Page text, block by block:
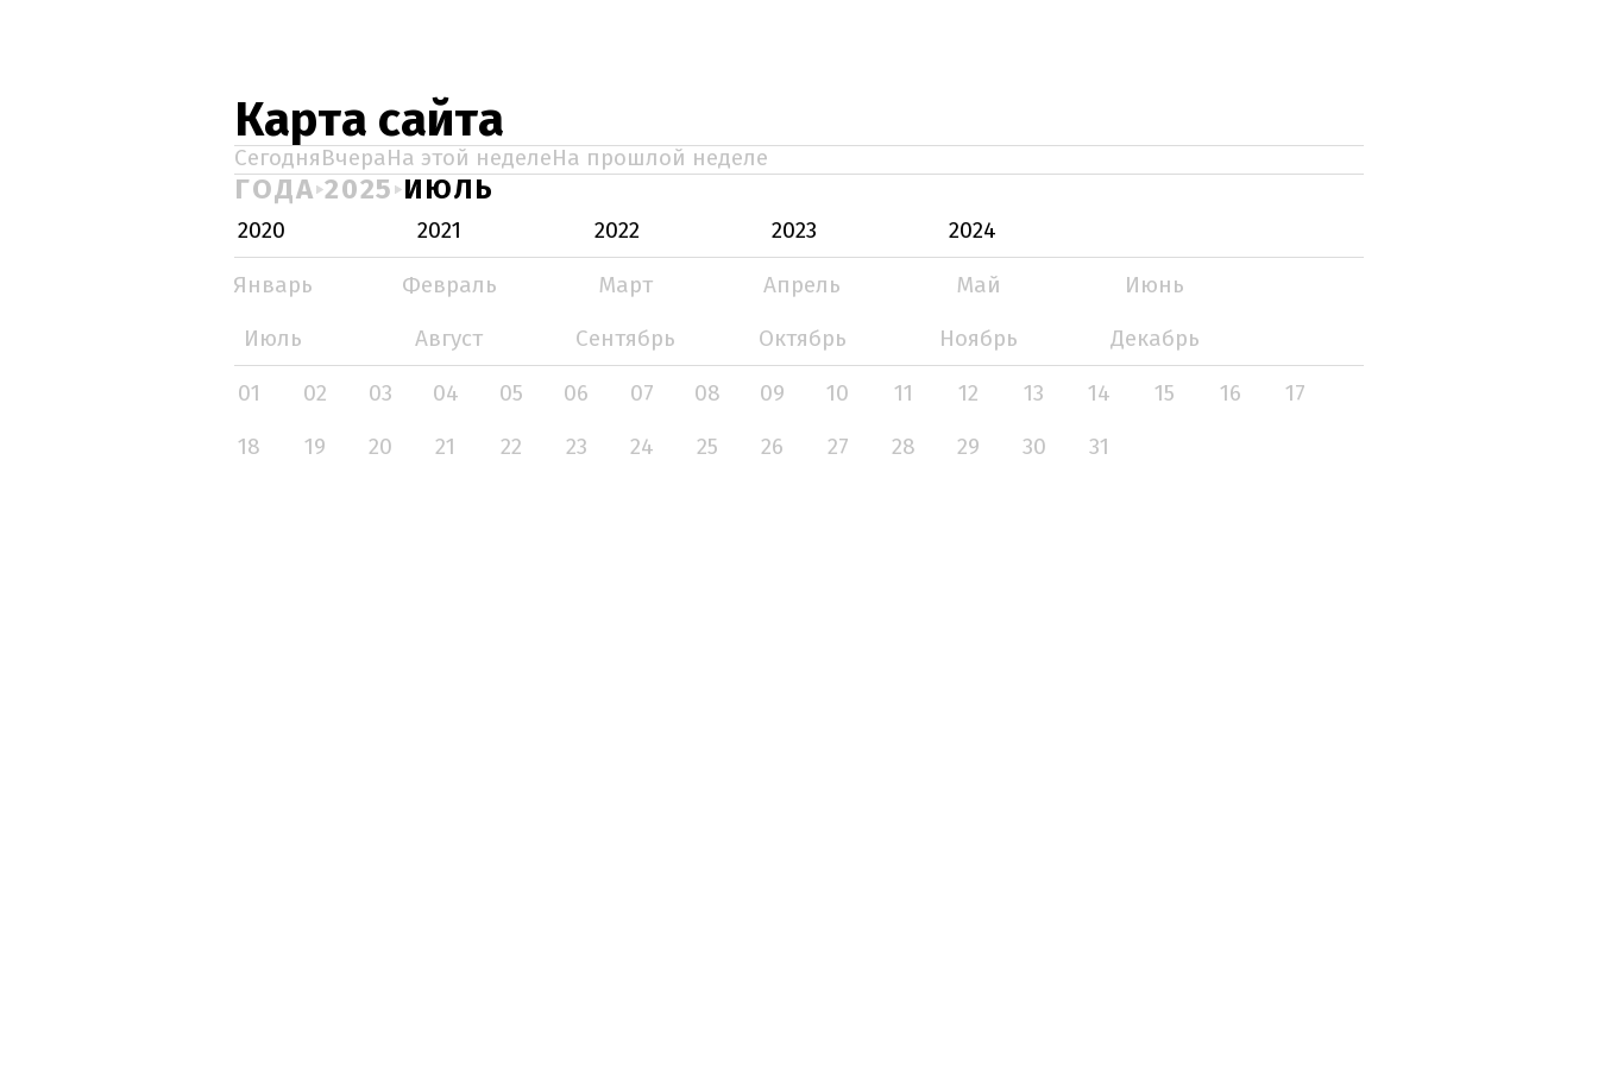
Карта сайта
СегодняВчераНа этой неделеНа прошлой неделе
ГОДА 2025 ИЮЛЬ
2020 2021 2022 2023
2024
Январь
Февраль Март Апрель Май
Июнь
Июль
Август Сентябрь Октябрь Ноябрь
Декабрь
01
02 03 04 05 06 07 08 09 10 11 12 13 14 15 16
17
18
19 20 21 22 23 24 25 26 27 28 29 30 31